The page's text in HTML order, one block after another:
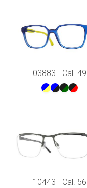
03883 - Cal. 49
10443 - Cal. 56